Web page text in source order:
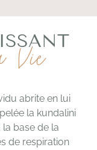
Vie
abrite en lui
la kundalini
base de la
de respiration